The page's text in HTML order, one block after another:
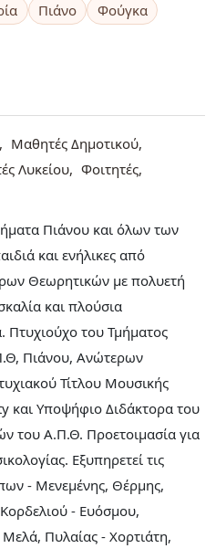
Πιάνο
Φούγκα
Μαθητές Δημοτικού
Λυκείου
Φοιτητές
Πιάνου και όλων των
και ενήλικες από
Θεωρητικών με πολυετή
και πλούσια
Πτυχιούχο του Τμήματος
Πιάνου, Ανώτερων
Τίτλου Μουσικής
και Υποψήφιο Διδάκτορα του
του Α.Π.Θ. Προετοιμασία για
Εξυπηρετεί τις
- Μενεμένης, Θέρμης,
- Ευόσμου,
Πυλαίας - Χορτιάτη,